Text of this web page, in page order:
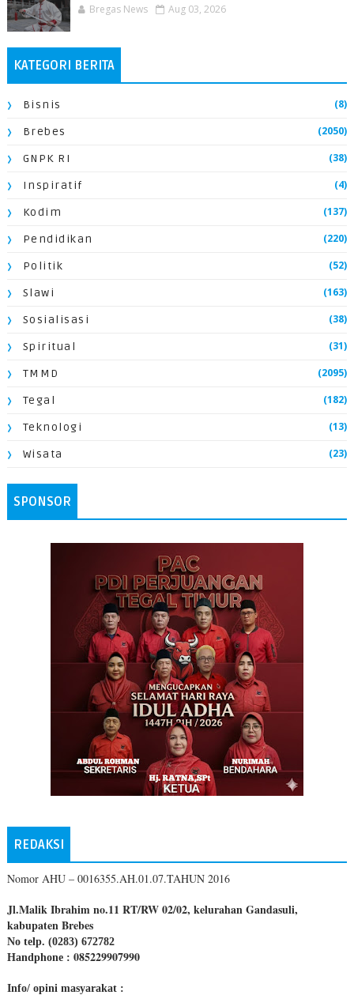
Bregas News Aug 03, 2026
KATEGORI BERITA
Bisnis (8)
Brebes (2050)
GNPK RI (38)
Inspiratif (4)
Kodim (137)
Pendidikan (220)
Politik (52)
Slawi (163)
Sosialisasi (38)
Spiritual (31)
TMMD (2095)
Tegal (182)
Teknologi (13)
Wisata (23)
SPONSOR
REDAKSI
Nomor AHU – 0016355.AH.01.07.TAHUN 2016
Jl.Malik Ibrahim no.11 RT/RW 02/02, kelurahan Gandasuli,
kabupaten Brebes
No telp. (0283) 672782
Handphone : 085229907990
Info/ opini masyarakat :